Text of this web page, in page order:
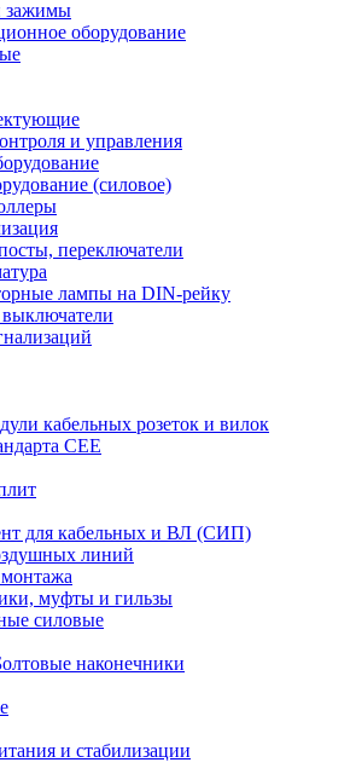
зажимы
оборудование
и управления
(силовое)
переключатели
лампы на DIN-рейку
кабельных розеток и вилок
CEE
для кабельных и ВЛ (СИП)
линий
муфты и гильзы
силовые
наконечники
и стабилизации